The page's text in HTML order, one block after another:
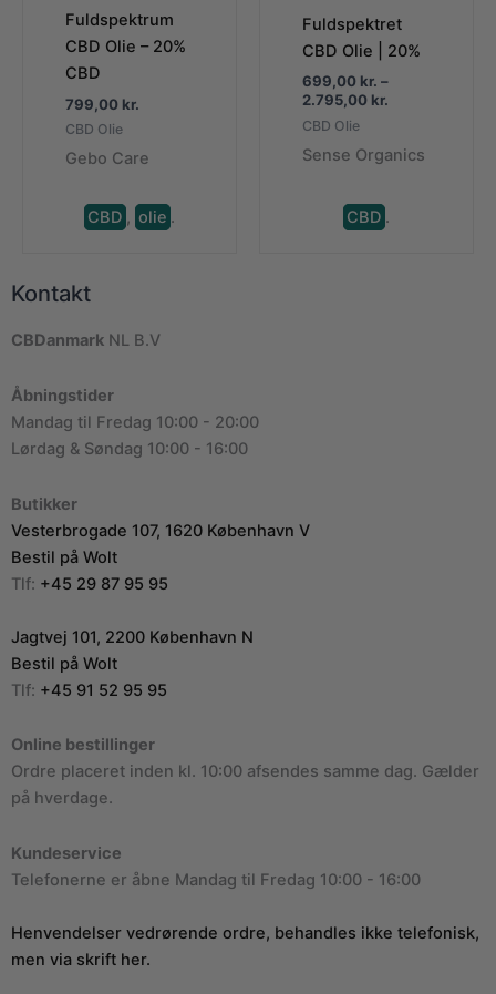
Fuldspektrum
CBD Olie – 20%
CBD
799,00 kr.
CBD Olie
Gebo Care
CBD , olie .
Fuldspektret
CBD Olie | 20%
699,00 kr. –
2.795,00 kr.
2.795,00 kr.
CBD Olie
Sense Organics
CBD .
Kontakt
CBDanmark NL B.V
Åbningstider
Mandag til Fredag 10:00 - 20:00
Lørdag & Søndag 10:00 - 16:00
Butikker
Vesterbrogade 107, 1620 København V
Bestil på Wolt
Tlf: +45 29 87 95 95
Jagtvej 101, 2200 København N
Bestil på Wolt
Tlf: +45 91 52 95 95
Online bestillinger
Ordre placeret inden kl. 10:00 afsendes samme dag. Gælder
på hverdage.
Kundeservice
Telefonerne er åbne Mandag til Fredag 10:00 - 16:00
Henvendelser vedrørende ordre, behandles ikke telefonisk,
men via skrift her.